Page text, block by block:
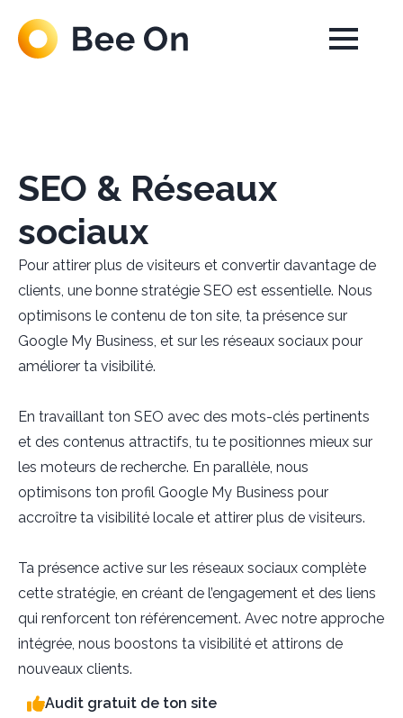
SEO & Réseaux
sociaux
Pour attirer plus de visiteurs et convertir davantage de
clients, une bonne stratégie SEO est essentielle. Nous
optimisons le contenu de ton site, ta présence sur
Google My Business, et sur les réseaux sociaux pour
améliorer ta visibilité.
En travaillant ton SEO avec des mots-clés pertinents
et des contenus attractifs, tu te positionnes mieux sur
les moteurs de recherche. En parallèle, nous
optimisons ton profil Google My Business pour
accroître ta visibilité locale et attirer plus de visiteurs.
Ta présence active sur les réseaux sociaux complète
cette stratégie, en créant de l’engagement et des liens
qui renforcent ton référencement. Avec notre approche
intégrée, nous boostons ta visibilité et attirons de
nouveaux clients.
Audit gratuit de ton site